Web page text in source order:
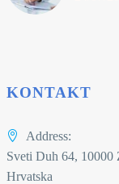
KONTAKT
Address:
Sveti Duh 64, 10000
Hrvatska